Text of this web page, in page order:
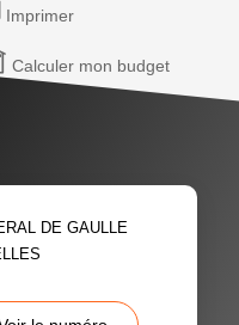
Imprimer
Calculer mon budget
DE GAULLE